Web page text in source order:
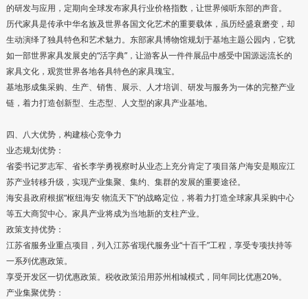
的研发与应用，定期向全球发布家具行业价格指数，让世界倾听东部的声音。
历代家具是传承中华名族及世界各国文化艺术的重要载体，虽历经盛衰磨变，却
生动演绎了独具特色和艺术魅力。东部家具博物馆规划于基地主题公园内，它犹
如一部世界家具发展史的“活字典”，让游客从一件件展品中感受中国源远流长的
家具文化，观赏世界各地各具特色的家具瑰宝。
基地形成集采购、生产、销售、展示、人才培训、研发与服务为一体的完整产业
链，着力打造创新型、生态型、人文型的家具产业基地。
四、八大优势，构建核心竞争力
业态规划优势：
省委书记罗志军、省长李学勇视察时从业态上充分肯定了项目落户海安是顺应江
苏产业转移升级，实现产业集聚、集约、集群的发展的重要途径。
海安县政府根据“枢纽海安 物流天下”的战略定位，将着力打造全球家具采购中心
等五大商贸中心。家具产业将成为当地新的支柱产业。
政策支持优势：
江苏省服务业重点项目，列入江苏省现代服务业“十百千”工程，享受专项扶持等
一系列优惠政策。
享受开发区一切优惠政策。税收政策沿用苏州相城模式，同年同比优惠20%。
产业集聚优势：